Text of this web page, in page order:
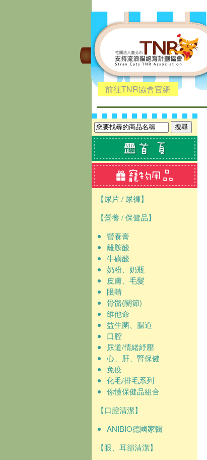
前往TNR協會官網
【尿片 / 尿褲】
【營養 / 保健品】
營養膏
離胺酸
牛磺酸
奶粉、奶瓶
皮膚、毛髮
眼睛
骨骼(關節)
維他命
益生菌、腸道
口腔
尿道/情緒紓壓
心、肝、腎保健
免疫
化毛/排毛系列
你懂保健品組合
【口腔清潔】
ANIBIO德國家醫
【眼、耳部清潔】